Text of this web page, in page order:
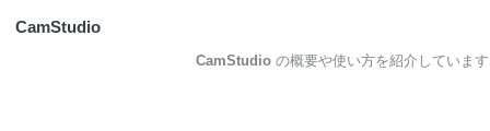
CamStudio
CamStudio の概要や使い方を紹介しています